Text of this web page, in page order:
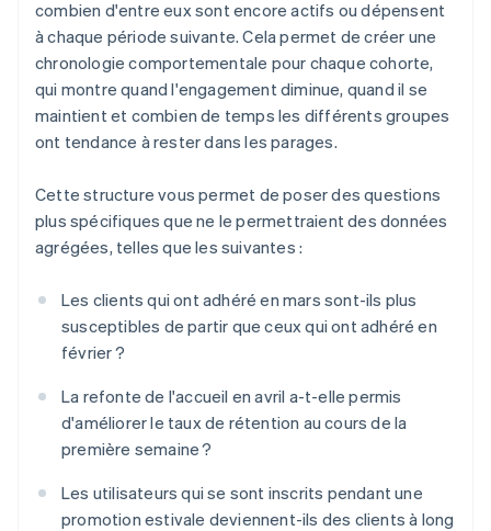
combien d'entre eux sont encore actifs ou dépensent
à chaque période suivante. Cela permet de créer une
chronologie comportementale pour chaque cohorte,
qui montre quand l'engagement diminue, quand il se
maintient et combien de temps les différents groupes
ont tendance à rester dans les parages.
Cette structure vous permet de poser des questions
plus spécifiques que ne le permettraient des données
agrégées, telles que les suivantes :
Les clients qui ont adhéré en mars sont-ils plus
susceptibles de partir que ceux qui ont adhéré en
février ?
La refonte de l'accueil en avril a-t-elle permis
d'améliorer le taux de rétention au cours de la
première semaine ?
Les utilisateurs qui se sont inscrits pendant une
promotion estivale deviennent-ils des clients à long